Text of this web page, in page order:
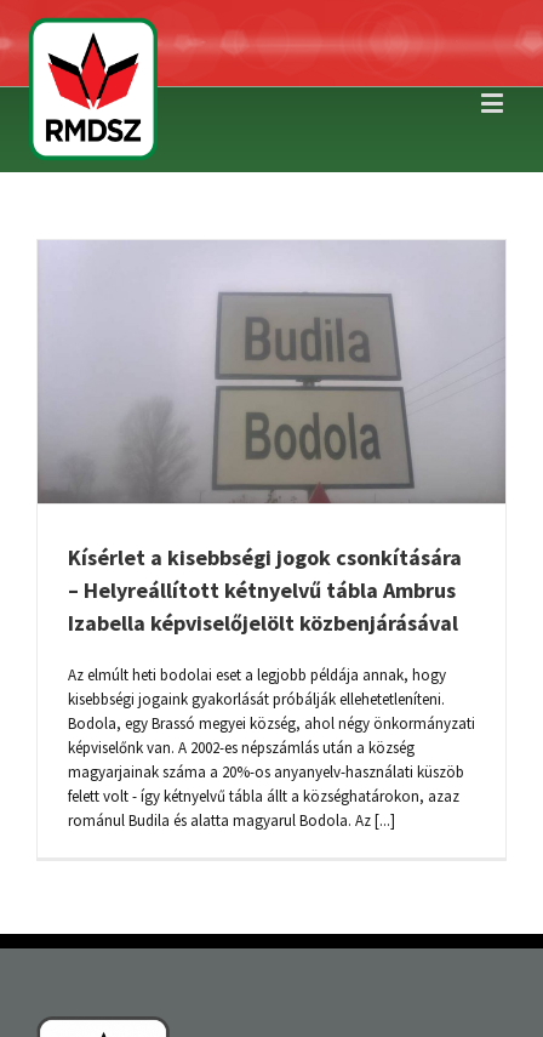
Kísérlet a kisebbségi jogok csonkítására
– Helyreállított kétnyelvű tábla Ambrus
Izabella képviselőjelölt közbenjárásával
Az elmúlt heti bodolai eset a legjobb példája annak, hogy
kisebbségi jogaink gyakorlását próbálják ellehetetleníteni.
Bodola, egy Brassó megyei község, ahol négy önkormányzati
képviselőnk van. A 2002-es népszámlás után a község
magyarjainak száma a 20%-os anyanyelv-használati küszöb
felett volt - így kétnyelvű tábla állt a községhatárokon, azaz
románul Budila és alatta magyarul Bodola. Az [...]